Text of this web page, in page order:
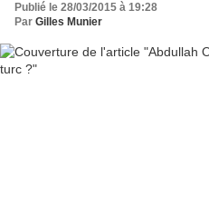
Publié le 28/03/2015 à 19:28
Par Gilles Munier